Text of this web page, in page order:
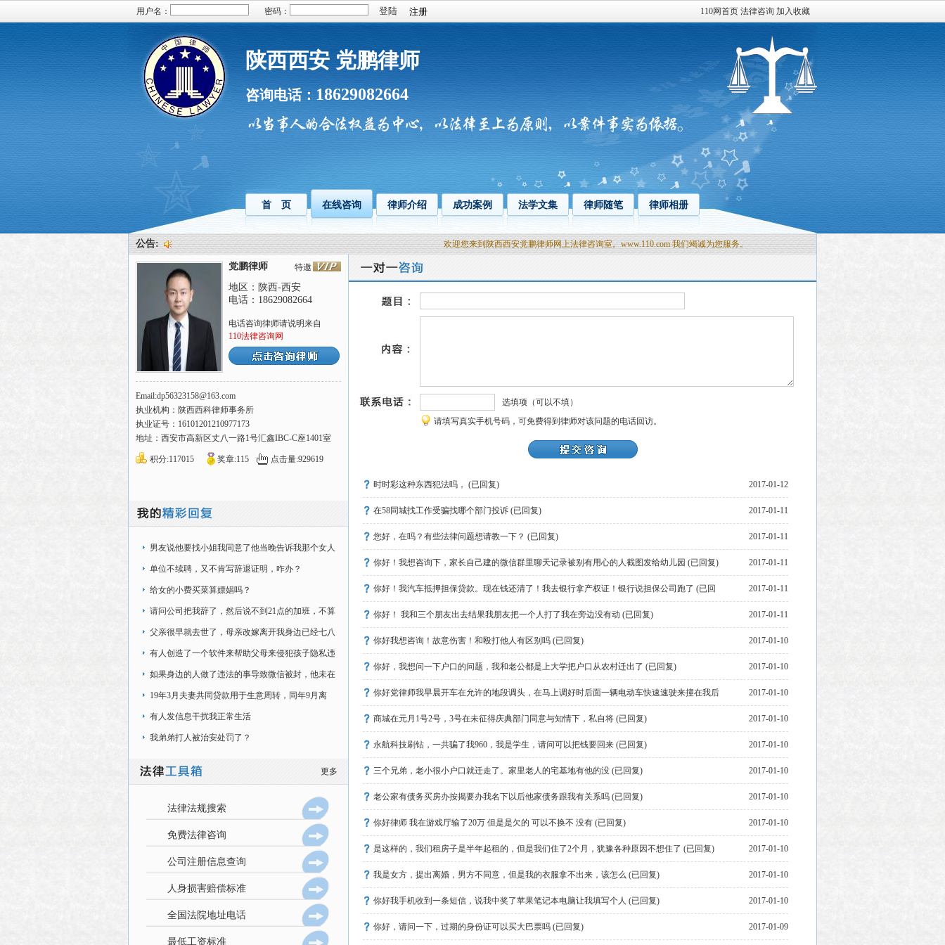
用户名： 密码： 注册 110网首页 法律咨询 加入收藏
陕西西安 党鹏律师
咨询电话： 18629082664
首 页 在线咨询 律师介绍 成功案例 法学文集 律师随笔 律师相册
公告: 欢迎您来到陕西西安党鹏律师网上法律咨询室。www.110.com 我们竭诚为您服务。
选填项（可以不填）
请填写真实手机号码，可免费得到律师对该问题的电话回访。
2017-01-12
时时彩这种东西犯法吗， (已回复)
2017-01-11
在58同城找工作受骗找哪个部门投诉 (已回复)
2017-01-11
您好，在吗？有些法律问题想请教一下？ (已回复)
2017-01-11
你好！我想咨询下，家长自己建的微信群里聊天记录被别有用心的人截图发给幼儿园 (已回复)
2017-01-11
你好！我汽车抵押担保贷款。现在钱还清了！我去银行拿产权证！银行说担保公司跑了 (已回
复) 2017-01-11
你好！ 我和三个朋友出去结果我朋友把一个人打了我在旁边没有动 (已回复)
2017-01-10
你好我想咨询！故意伤害！和殴打他人有区别吗 (已回复)
2017-01-10
你好，我想问一下户口的问题，我和老公都是上大学把户口从农村迁出了 (已回复)
2017-01-10
你好党律师我早晨开车在允许的地段调头，在马上调好时后面一辆电动车快速速驶来撞在我后
轮上 (已回复) 2017-01-10
商城在元月1号2号，3号在未征得庆典部门同意与知情下，私自将 (已回复)
2017-01-10
永航科技刷钻，一共骗了我960，我是学生，请问可以把钱要回来 (已回复)
2017-01-10
三个兄弟，老小很小户口就迁走了。家里老人的宅基地有他的没 (已回复)
2017-01-10
老公家有债务买房办按揭要办我名下以后他家债务跟我有关系吗 (已回复)
2017-01-10
你好律师 我在游戏厅输了20万 但是是欠的 可以不换不 没有 (已回复)
2017-01-10
是这样的，我们租房子是半年起租的，但是我们住了2个月，犹豫各种原因不想住了 (已回复)
2017-01-10
我是女方，提出离婚，男方不同意，但是我的衣服拿不出来，该怎么 (已回复)
2017-01-10
你好我手机收到一条短信，说我中奖了苹果笔记本电脑让我填写个人 (已回复)
2017-01-09
你好，请问一下，过期的身份证可以买大巴票吗 (已回复)
特邀
党鹏律师
地区：陕西-西安
电话：18629082664
电话咨询律师请说明来自
110法律咨询网
Email:dp56323158@163.com
执业机构：陕西西科律师事务所
执业证号：16101201210977173
地址：西安市高新区丈八一路1号汇鑫IBC-C座1401室
积分:117015 奖章:115 点击量:929619
男友说他要找小姐我同意了他当晚告诉我那个女人
他认识第二天那个
单位不续聘，又不肯写辞退证明，咋办？
给女的小费买菜算嫖娼吗？
请问公司把我辞了，然后说不到21点的加班，不算
在加班时间内，
父亲很早就去世了，母亲改嫁离开我身边已经七八
年了，现在是和奶奶在一起生活
有人创造了一个软件来帮助父母来侵犯孩子隐私违
法嘛，该软件可以强制锁手机
如果身边的人做了违法的事导致微信被封，他未在
现实生活中做过违法的事情
19年3月夫妻共同贷款用于生意周转，同年9月离
婚，协议房子给前妻（房贷是我的名字）
有人发信息干扰我正常生活
我弟弟打人被治安处罚了？
更多
法律法规搜索
免费法律咨询
公司注册信息查询
人身损害赔偿标准
全国法院地址电话
最低工资标准